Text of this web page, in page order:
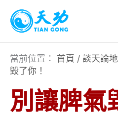
主
當前位置： 首頁 / 談天論地
毀了你！
別讓脾氣